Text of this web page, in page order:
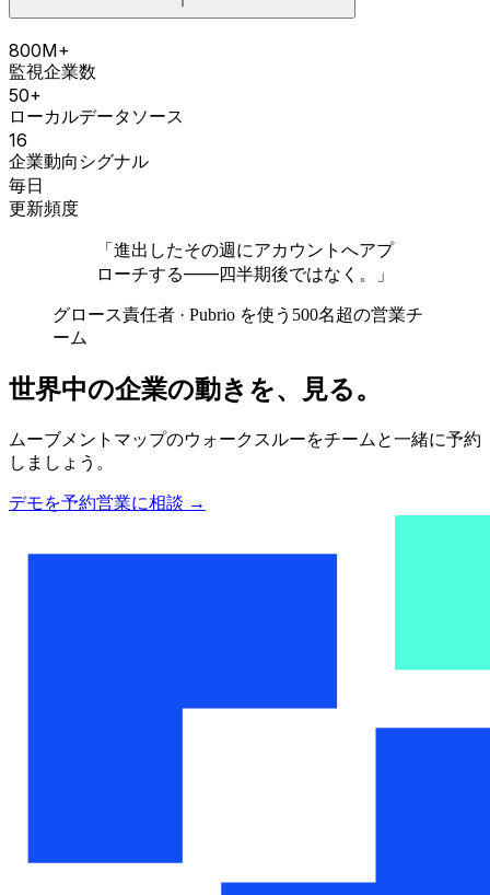
800M+
監視企業数
50+
ローカルデータソース
16
企業動向シグナル
毎日
更新頻度
「進出したその週にアカウントへアプ
ローチする——四半期後ではなく。」
グロース責任者 · Pubrio を使う500名超の営業チ
ーム
世界中の企業の動きを、見る。
ムーブメントマップのウォークスルーをチームと一緒に予約
しましょう。
デモを予約営業に相談 →